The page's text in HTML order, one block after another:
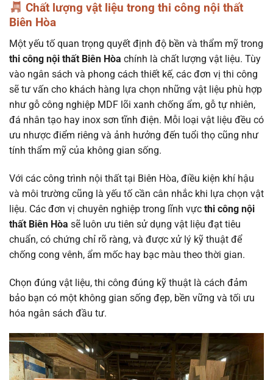
Chất lượng vật liệu trong thi công nội thất
Biên Hòa
Một yếu tố quan trọng quyết định độ bền và thẩm mỹ trong
thi công nội thất Biên Hòa chính là chất lượng vật liệu. Tùy
vào ngân sách và phong cách thiết kế, các đơn vị thi công
sẽ tư vấn cho khách hàng lựa chọn những vật liệu phù hợp
như gỗ công nghiệp MDF lõi xanh chống ẩm, gỗ tự nhiên,
đá nhân tạo hay inox sơn tĩnh điện. Mỗi loại vật liệu đều có
ưu nhược điểm riêng và ảnh hưởng đến tuổi thọ cũng như
tính thẩm mỹ của không gian sống.
Với các công trình nội thất tại Biên Hòa, điều kiện khí hậu
và môi trường cũng là yếu tố cần cân nhắc khi lựa chọn vật
liệu. Các đơn vị chuyên nghiệp trong lĩnh vực thi công nội
thất Biên Hòa sẽ luôn ưu tiên sử dụng vật liệu đạt tiêu
chuẩn, có chứng chỉ rõ ràng, và được xử lý kỹ thuật để
chống cong vênh, ẩm mốc hay bạc màu theo thời gian.
Chọn đúng vật liệu, thi công đúng kỹ thuật là cách đảm
bảo bạn có một không gian sống đẹp, bền vững và tối ưu
hóa ngân sách đầu tư.